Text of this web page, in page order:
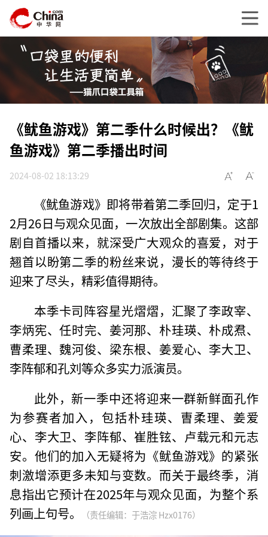
《鱿鱼游戏》第二季什么时候出？《鱿
鱼游戏》第二季播出时间
2024-08-02 18:13:29
《鱿鱼游戏》即将带着第二季回归，定于1
2月26日与观众见面，一次放出全部剧集。这部
剧自首播以来，就深受广大观众的喜爱，对于
翘首以盼第二季的粉丝来说，漫长的等待终于
迎来了尽头，精彩值得期待。
本季卡司阵容星光熠熠，汇聚了李政宰、
李炳宪、任时完、姜河那、朴珪瑛、朴成焄、
曹柔理、魏河俊、梁东根、姜爱心、李大卫、
李阵郁和孔刘等众多实力派演员。
此外，新一季中还将迎来一群新鲜面孔作
为参赛者加入，包括朴珪瑛、曺柔理、姜爱
心、李大卫、李阵郁、崔胜铉、卢载元和元志
安。他们的加入无疑将为《鱿鱼游戏》的紧张
刺激增添更多未知与变数。而关于最终季，消
息指出它预计在2025年与观众见面，为整个系
列画上句号。
（责任编辑：于浩淙 Hzx0176）